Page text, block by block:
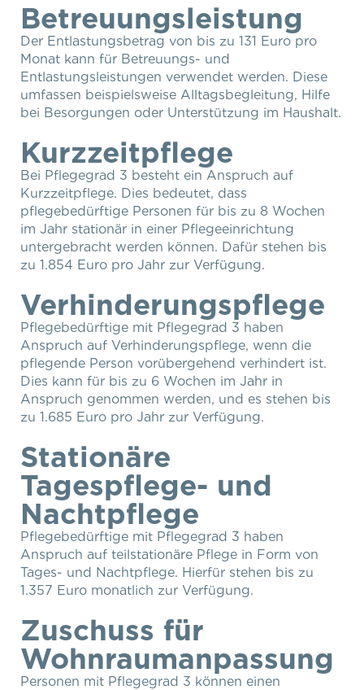
Betreuungsleistung
Der Entlastungsbetrag von bis zu 131 Euro pro
Monat kann für Betreuungs- und
Entlastungsleistungen verwendet werden. Diese
umfassen beispielsweise Alltagsbegleitung, Hilfe
bei Besorgungen oder Unterstützung im Haushalt.
Kurzzeitpflege
Bei Pflegegrad 3 besteht ein Anspruch auf
Kurzzeitpflege. Dies bedeutet, dass
pflegebedürftige Personen für bis zu 8 Wochen
im Jahr stationär in einer Pflegeeinrichtung
untergebracht werden können. Dafür stehen bis
zu 1.854 Euro pro Jahr zur Verfügung.
Verhinderungspflege
Pflegebedürftige mit Pflegegrad 3 haben
Anspruch auf Verhinderungspflege, wenn die
pflegende Person vorübergehend verhindert ist.
Dies kann für bis zu 6 Wochen im Jahr in
Anspruch genommen werden, und es stehen bis
zu 1.685 Euro pro Jahr zur Verfügung.
Stationäre
Tagespflege- und
Nachtpflege
Pflegebedürftige mit Pflegegrad 3 haben
Anspruch auf teilstationäre Pflege in Form von
Tages- und Nachtpflege. Hierfür stehen bis zu
1.357 Euro monatlich zur Verfügung.
Zuschuss für
Wohnraumanpassung
Personen mit Pflegegrad 3 können einen